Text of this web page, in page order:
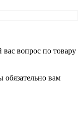
вопрос по товару
вам